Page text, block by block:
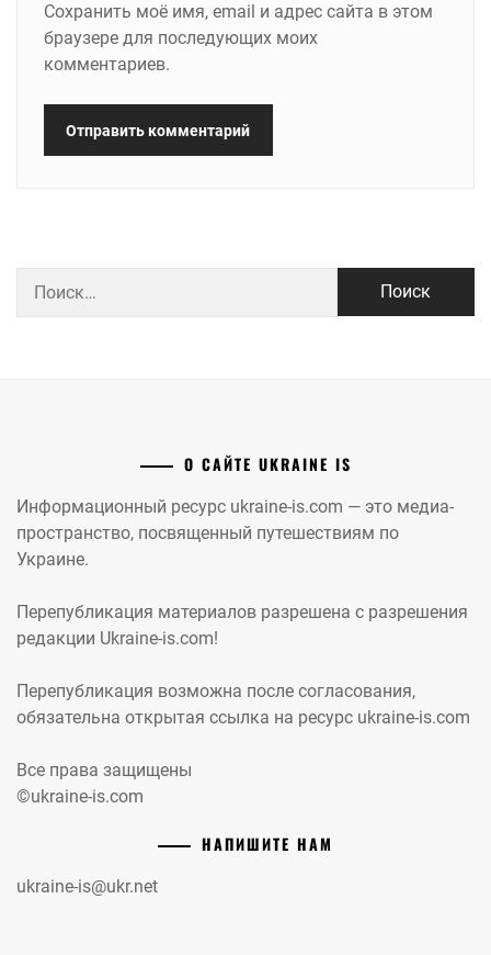
Сохранить моё имя, email и адрес сайта в этом
браузере для последующих моих
комментариев.
О САЙТЕ UKRAINE IS
Информационный ресурс ukraine-is.com — это медиа-
пространство, посвященный путешествиям по
Украине.
Перепубликация материалов разрешена с разрешения
редакции Ukraine-is.com!
Перепубликация возможна после согласования,
обязательна открытая ссылка на ресурс ukraine-is.com
Все права защищены
©ukraine-is.com
НАПИШИТЕ НАМ
ukraine-is@ukr.net